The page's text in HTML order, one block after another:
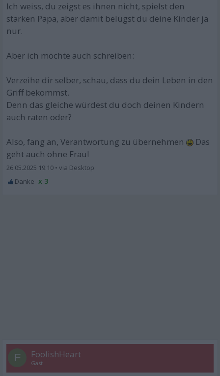
Ich weiss, du zeigst es ihnen nicht, spielst den
starken Papa, aber damit belügst du deine Kinder ja
nur.
Aber ich möchte auch schreiben:
Verzeihe dir selber, schau, dass du dein Leben in den
Griff bekommst.
Denn das gleiche würdest du doch deinen Kindern
auch raten oder?
Also, fang an, Verantwortung zu übernehmen
Das
geht auch ohne Frau!
26.05.2025 19:10 •
x 3
F FoolishHeart
Gast